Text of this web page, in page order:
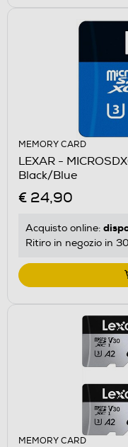
MEMORY CARD
LEXAR -
Black/Blue
€ 24,90
Acquisto online:
Ritiro in negozio in
MEMORY CARD